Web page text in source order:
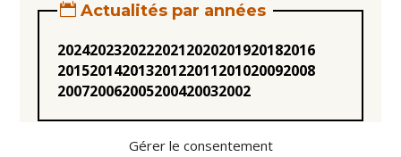
Gérer le consentement
Actualités par années
20242023202220212020201920182016
20152014201320122011201020092008
200720062005200420032002